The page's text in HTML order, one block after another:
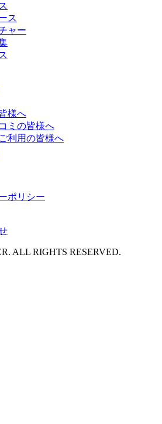
ス
ャー
様へ
ミの皆様へ
利用の皆様へ
ポリシー
ALL RIGHTS RESERVED.